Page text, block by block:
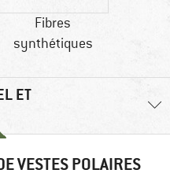
Fibres
synthétiques
ET
VESTES POLAIRES